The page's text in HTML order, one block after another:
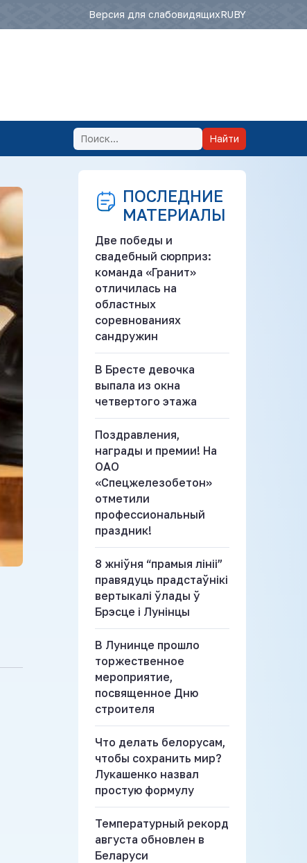
Версия для слабовидящихRUBY
Найти
ПОСЛЕДНИЕ
МАТЕРИАЛЫ
Две победы и
свадебный сюрприз:
команда «Гранит»
отличилась на
областных
соревнованиях
сандружин
В Бресте девочка
выпала из окна
четвертого этажа
Поздравления,
награды и премии! На
ОАО
«Спецжелезобетон»
отметили
профессиональный
праздник!
8 жніўня “прамыя лініі”
правядуць прадстаўнікі
вертыкалі ўлады ў
Брэсце і Лунінцы
В Лунинце прошло
торжественное
мероприятие,
посвященное Дню
строителя
Что делать белорусам,
чтобы сохранить мир?
Лукашенко назвал
простую формулу
Температурный рекорд
августа обновлен в
Беларуси